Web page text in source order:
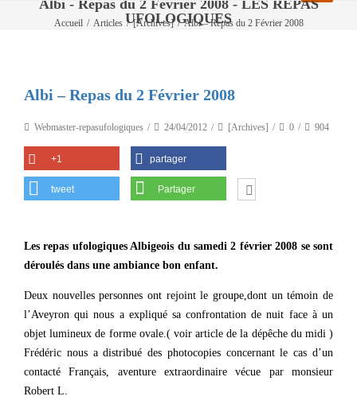
Albi - Repas du 2 Février 2008 - LES REPAS
UFOLOGIQUES
Accueil / Articles / [Archives] / Albi – Repas du 2 Février 2008
Albi – Repas du 2 Février 2008
Webmaster-repasufologiques 24/04/2012 [Archives] 0 904
+1 partager
tweet Partager
Les repas ufologiques Albigeois du samedi 2 février 2008 se sont
déroulés dans une ambiance bon enfant.
Deux nouvelles personnes ont rejoint le groupe,dont un témoin de
l’Aveyron qui nous a expliqué sa confrontation de nuit face à un
objet lumineux de forme ovale.( voir article de la dépêche du midi )
Frédéric nous a distribué des photocopies concernant le cas d’un
contacté Français, aventure extraordinaire vécue par monsieur
Robert L.